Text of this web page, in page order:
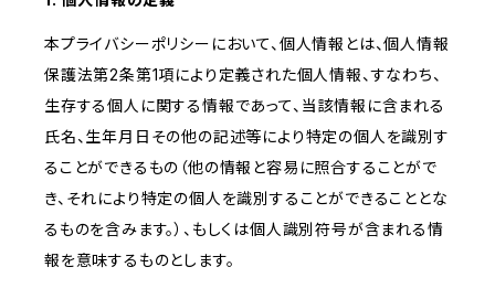
本プライバシーポリシーにおいて、個人情報とは、個人情報
保護法第2条第1項により定義された個人情報、すなわち、
生存する個人に関する情報であって、当該情報に含まれる
氏名、生年月日その他の記述等により特定の個人を識別す
ることができるもの（他の情報と容易に照合することがで
き、それにより特定の個人を識別することができることとな
るものを含みます。）、もしくは個人識別符号が含まれる情
報を意味するものとします。